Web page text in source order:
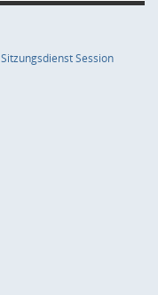
SitzungsdienstSession(Wird in